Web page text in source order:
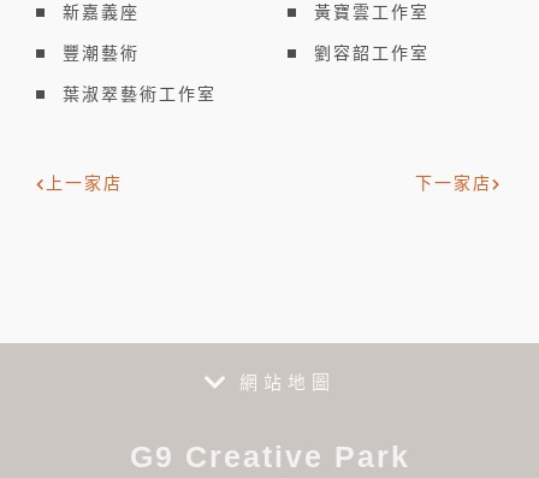
新嘉義座 黃寶雲工作室
豐潮藝術 劉容韶工作室
葉淑翠藝術工作室
上一家店 下一家店
網站地圖
G9 Creative Park